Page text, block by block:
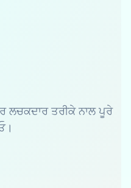
ਲਚਕਦਾਰ ਤਰੀਕੇ ਨਾਲ ਪੂਰੇ